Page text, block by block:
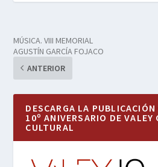
MÚSICA. VIII MEMORIAL
AGUSTÍN GARCÍA FOJACO
ANTERIOR
DESCARGA LA
10º ANIVERSARIO DE VALEY
CULTURAL